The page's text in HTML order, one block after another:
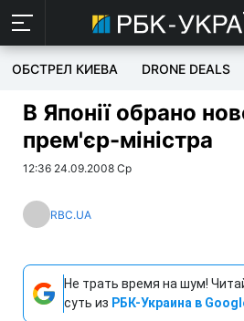
ОБСТРЕЛ КИЕВА DRONE DEALS
В Японії обрано
прем'єр-міністра
12:36 24.09.2008 Ср
RBC.UA
Не трать время на шум!
суть из РБК-Украина в